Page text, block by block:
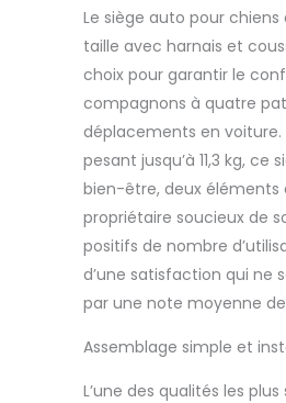
Le siège auto pour
taille avec harnais et
choix pour garantir le
compagnons à quatre
déplacements en
pesant jusqu’à 11,3 kg, ce
bien-être, deux éléments
propriétaire soucieux de
positifs de nombre
d’une satisfaction qui ne
par une note moyenne
Assemblage simple et
L’une des qualités les